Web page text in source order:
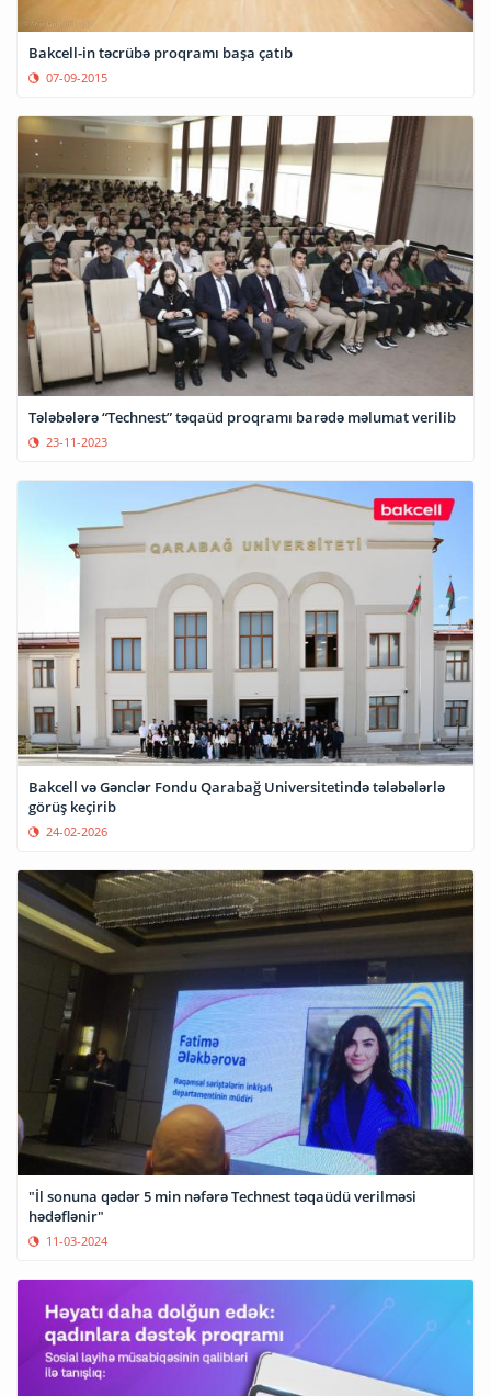
Bakcell-in təcrübə proqramı başa çatıb
07-09-2015
Tələbələrə “Technest” təqaüd proqramı barədə məlumat verilib
23-11-2023
Bakcell və Gənclər Fondu Qarabağ Universitetində tələbələrlə
görüş keçirib
24-02-2026
"İl sonuna qədər 5 min nəfərə Technest təqaüdü verilməsi
hədəflənir"
11-03-2024